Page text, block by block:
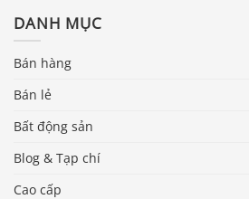
DANH MỤC
Bán hàng
Bán lẻ
Bất động sản
Blog & Tạp chí
Cao cấp